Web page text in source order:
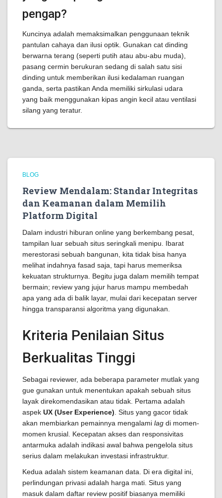
pengap?
Kuncinya adalah memaksimalkan penggunaan teknik
pantulan cahaya dan ilusi optik. Gunakan cat dinding
berwarna terang (seperti putih atau abu-abu muda),
pasang cermin berukuran sedang di salah satu sisi
dinding untuk memberikan ilusi kedalaman ruangan
ganda, serta pastikan Anda memiliki sirkulasi udara
yang baik menggunakan kipas angin kecil atau ventilasi
silang yang teratur.
BLOG
Review Mendalam: Standar Integritas
dan Keamanan dalam Memilih
Platform Digital
Dalam industri hiburan online yang berkembang pesat,
tampilan luar sebuah situs seringkali menipu. Ibarat
merestorasi sebuah bangunan, kita tidak bisa hanya
melihat indahnya fasad saja, tapi harus memeriksa
kekuatan strukturnya. Begitu juga dalam memilih tempat
bermain; review yang jujur harus mampu membedah
apa yang ada di balik layar, mulai dari kecepatan server
hingga transparansi algoritma yang digunakan.
Kriteria Penilaian Situs
Berkualitas Tinggi
Sebagai reviewer, ada beberapa parameter mutlak yang
gue gunakan untuk menentukan apakah sebuah situs
layak direkomendasikan atau tidak. Pertama adalah
aspek UX (User Experience) . Situs yang gacor tidak
akan membiarkan pemainnya mengalami lag di momen-
momen krusial. Kecepatan akses dan responsivitas
antarmuka adalah indikasi awal bahwa pengelola situs
serius dalam melakukan investasi infrastruktur.
Kedua adalah sistem keamanan data. Di era digital ini,
perlindungan privasi adalah harga mati. Situs yang
masuk dalam daftar review positif biasanya memiliki